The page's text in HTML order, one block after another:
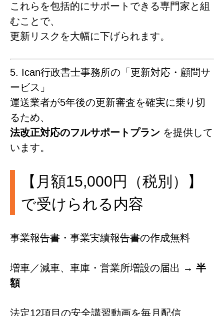
これらを包括的にサポートできる専門家と組
むことで、
更新リスクを大幅に下げられます。
5. Ican行政書士事務所の「更新対応・顧問サ
ービス」
運送業者が5年後の更新審査を確実に乗り切
るため、
法改正対応のフルサポートプラン を提供して
います。
【月額15,000円（税別）】
で受けられる内容
事業報告書・事業実績報告書の作成無料
増車／減車、車庫・営業所増設の届出 → 半
額
法定12項目の安全講習動画を毎月配信